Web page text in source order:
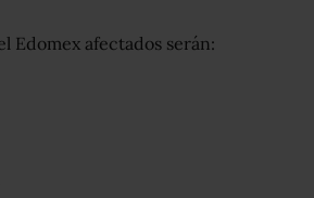
Edomex afectados serán: